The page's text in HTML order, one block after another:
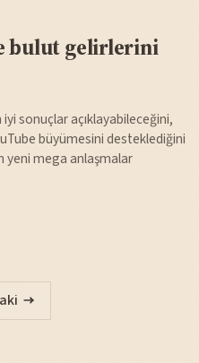
bulut gelirlerini
sonuçlar açıklayabileceğini,
büyümesini desteklediğini
yeni mega anlaşmalar